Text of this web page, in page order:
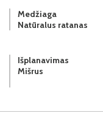
Medžiaga
Natūralus ratanas
Išplanavimas
Mišrus